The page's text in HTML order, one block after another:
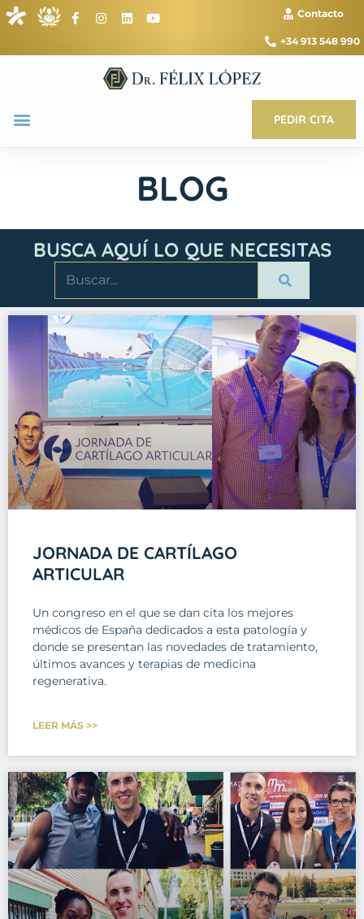
Contacto
+34 913 548 990
PEDIR CITA
BLOG
BUSCA AQUÍ LO QUE NECESITAS
JORNADA DE CARTÍLAGO
ARTICULAR
Un congreso en el que se dan cita los mejores
médicos de España dedicados a esta patología y
donde se presentan las novedades de tratamiento,
últimos avances y terapias de medicina
regenerativa.
LEER MÁS >>